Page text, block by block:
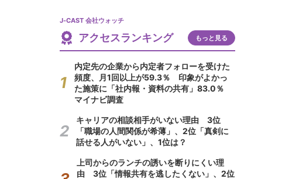
J-CAST 会社ウォッチ
アクセスランキング もっと見る
内定先の企業から内定者フォローを受けた
頻度、月1回以上が59.3％ 印象がよかっ
た施策に「社内報・資料の共有」83.0％
マイナビ調査
キャリアの相談相手がいない理由 3位
「職場の人間関係が希薄」、2位「真剣に
話せる人がいない」、1位は？
上司からのランチの誘いを断りにくい理
由 3位「情報共有を逃したくない」、2位